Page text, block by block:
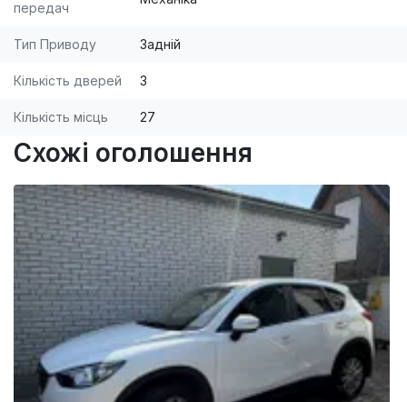
передач
Тип Приводу Задній
Кількість дверей 3
Кількість місць 27
Схожі оголошення